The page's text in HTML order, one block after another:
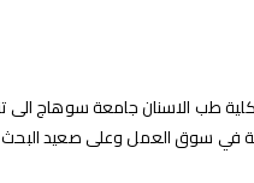
طب الاسنان جامعة سوهاج الى
في سوق العمل وعلى صعيد البحث